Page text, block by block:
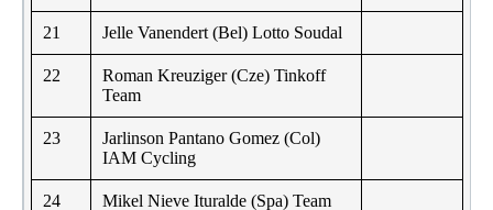
21 Jelle Vanendert (Bel) Lotto Soudal
22
Roman Kreuziger (Cze) Tinkoff
Team
23
Jarlinson Pantano Gomez (Col)
IAM Cycling
24 Mikel Nieve Ituralde (Spa) Team